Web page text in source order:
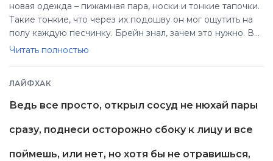
новая одежда – пижамная пара, носки и тонкие тапочки.
Такие тонкие, что через их подошву он мог ощутить на
полу каждую песчинку. Брейн знал, зачем это нужно. В
легкой пижаме и тапочках с тонкими подошвами он
происходили конфликты – пациентам не нравилось, что с
ними делали или собирались делать. Впрочем, всякие
бунты были обречены – бежать некуда. – Ну что, ты
готов? – спросил сержант, когда Брейн
Читать полностью
ЛАЙФХАК
Ведь все просто, открыл сосуд не нюхай пары
сразу, поднеси осторожно сбоку к лицу и все
поймешь, или нет, но хотя бы не отравишься,